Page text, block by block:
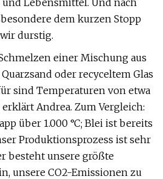
Lebensmittel. Und nach
dem kurzen Stopp
durstig.
einer Mischung aus
oder recyceltem Glas
sind Temperaturen von etwa
erklärt Andrea. Zum Vergleich:
über 1.000 °C; Blei ist bereits
Produktionsprozess ist sehr
besteht unsere größte
unsere CO2-Emissionen zu